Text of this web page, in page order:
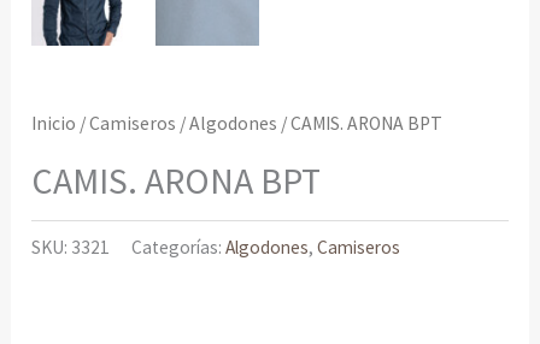
Inicio /Camiseros /Algodones / CAMIS. ARONA BPT
CAMIS. ARONA BPT
SKU: 3321 Categorías:Algodones,Camiseros